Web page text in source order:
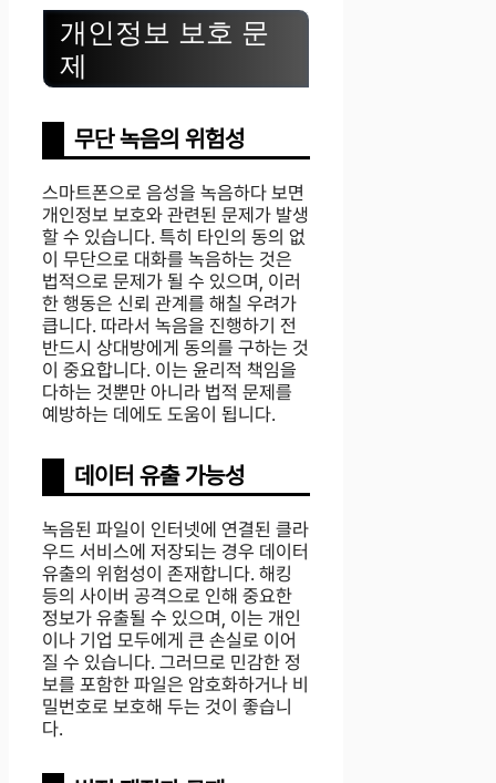
개인정보 보호 문
제
무단 녹음의 위험성
스마트폰으로 음성을 녹음하다 보면
개인정보 보호와 관련된 문제가 발생
할 수 있습니다. 특히 타인의 동의 없
이 무단으로 대화를 녹음하는 것은
법적으로 문제가 될 수 있으며, 이러
한 행동은 신뢰 관계를 해칠 우려가
큽니다. 따라서 녹음을 진행하기 전
반드시 상대방에게 동의를 구하는 것
이 중요합니다. 이는 윤리적 책임을
다하는 것뿐만 아니라 법적 문제를
예방하는 데에도 도움이 됩니다.
데이터 유출 가능성
녹음된 파일이 인터넷에 연결된 클라
우드 서비스에 저장되는 경우 데이터
유출의 위험성이 존재합니다. 해킹
등의 사이버 공격으로 인해 중요한
정보가 유출될 수 있으며, 이는 개인
이나 기업 모두에게 큰 손실로 이어
질 수 있습니다. 그러므로 민감한 정
보를 포함한 파일은 암호화하거나 비
밀번호로 보호해 두는 것이 좋습니
다.